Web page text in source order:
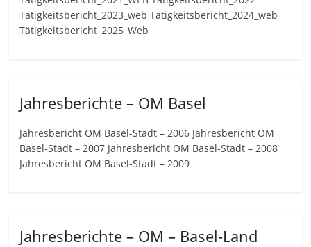
Tätigkeitsbericht_2023_web Tätigkeitsbericht_2024_web
Tätigkeitsbericht_2025_Web
Jahresberichte – OM Basel
Jahresbericht OM Basel-Stadt – 2006 Jahresbericht OM
Basel-Stadt – 2007 Jahresbericht OM Basel-Stadt – 2008
Jahresbericht OM Basel-Stadt – 2009
Jahresberichte – OM – Basel-Land